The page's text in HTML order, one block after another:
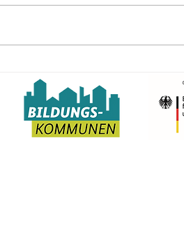
Lebensraum – Fachtag am
4. Februar 2026 in der
Residenz Hilpoltstein